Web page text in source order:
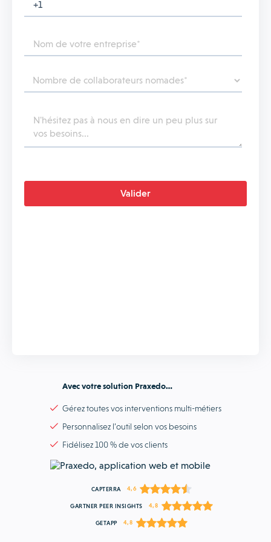
Avec votre solution Praxedo…
Gérez toutes vos interventions multi-métiers
Personnalisez l’outil selon vos besoins
Fidélisez 100 % de vos clients
CAPTERRA 4,6
GARTNER PEER INSIGHTS 4,8
GETAPP 4,8